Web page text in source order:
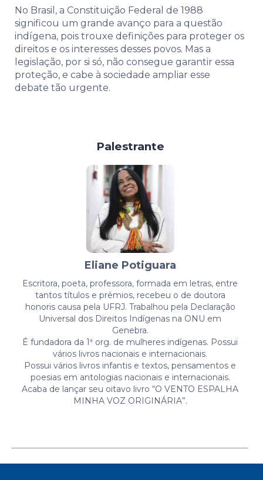
No Brasil, a Constituição Federal de 1988
significou um grande avanço para a questão
indígena, pois trouxe definições para proteger os
direitos e os interesses desses povos. Mas a
legislação, por si só, não consegue garantir essa
proteção, e cabe à sociedade ampliar esse
debate tão urgente.
Palestrante
Eliane Potiguara
Escritora, poeta, professora, formada em letras, entre
tantos títulos e prêmios, recebeu o de doutora
honoris causa pela UFRJ. Trabalhou pela Declaração
Universal dos Direitos Indígenas na ONU em
Genebra.
É fundadora da 1ª org. de mulheres indígenas. Possui
vários livros nacionais e internacionais.
Possui vários livros infantis e textos, pensamentos e
poesias em antologias nacionais e internacionais.
Acaba de lançar seu oitavo livro “O VENTO ESPALHA
MINHA VOZ ORIGINÁRIA”.